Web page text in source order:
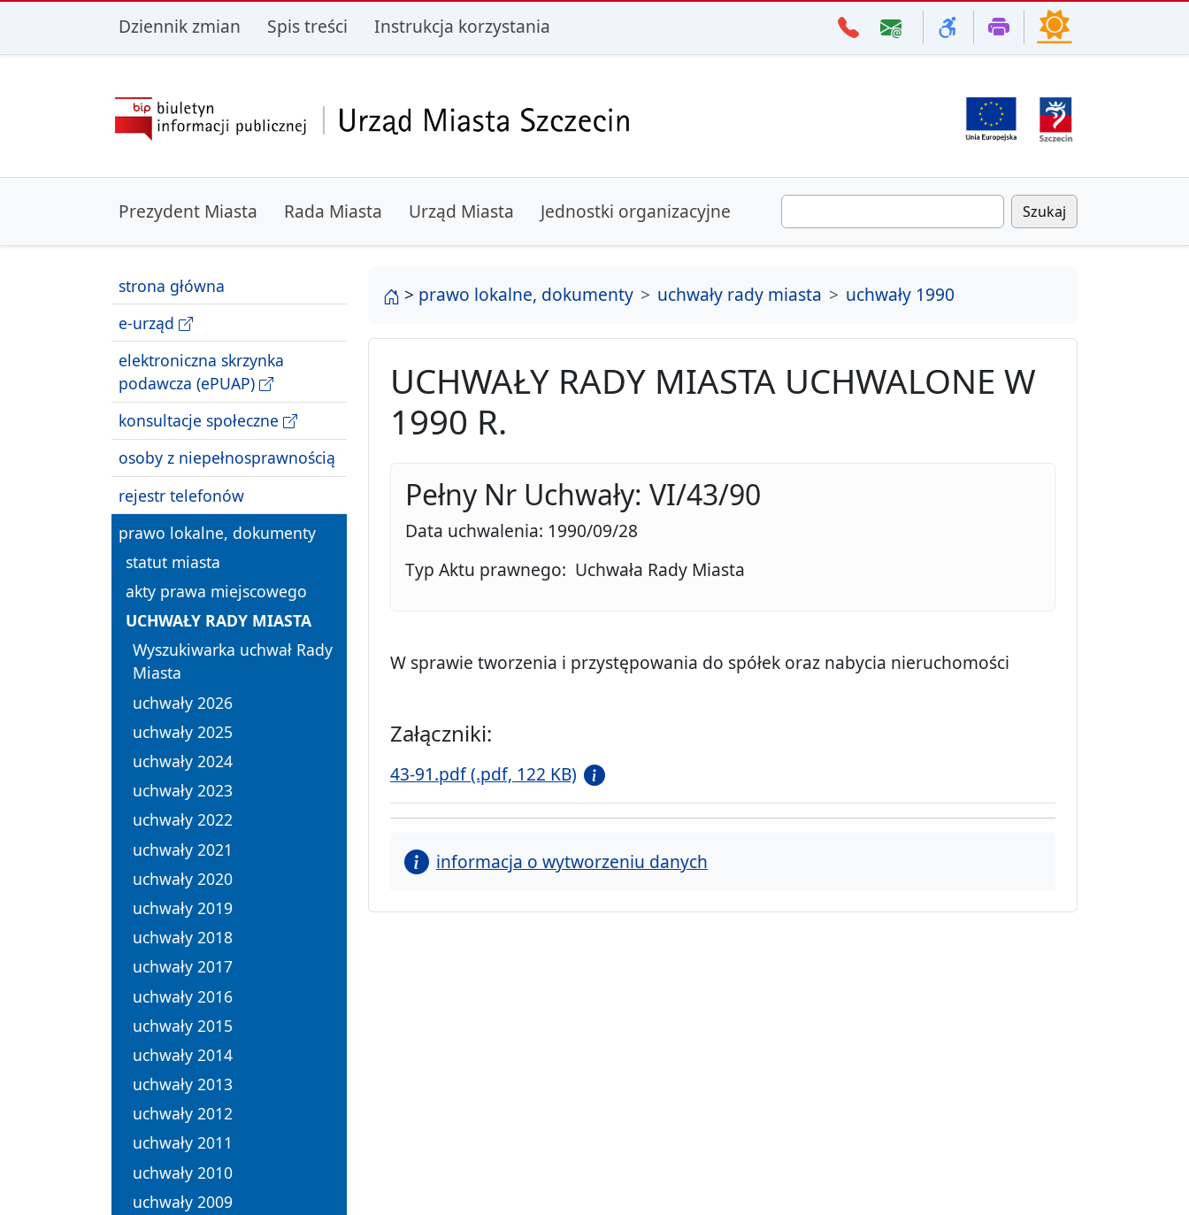
przejdź do głównego menu przejdź do treści
Dziennik zmian Spis treści Instrukcja korzystania
Prezydent Miasta Rada Miasta Urząd Miasta Jednostki organizacyjne Szukaj
strona główna
e-urząd
elektroniczna skrzynka
podawcza (ePUAP)
konsultacje społeczne
osoby z niepełnosprawnością
rejestr telefonów
prawo lokalne, dokumenty
statut miasta
akty prawa miejscowego
UCHWAŁY RADY MIASTA
Wyszukiwarka uchwał Rady
Miasta
uchwały 2026
uchwały 2025
uchwały 2024
uchwały 2023
uchwały 2022
uchwały 2021
uchwały 2020
uchwały 2019
uchwały 2018
uchwały 2017
uchwały 2016
uchwały 2015
uchwały 2014
uchwały 2013
uchwały 2012
uchwały 2011
uchwały 2010
uchwały 2009
strona główna
> prawo lokalne, dokumenty uchwały rady miasta uchwały 1990
UCHWAŁY RADY MIASTA UCHWALONE W
1990 R.
Pełny Nr Uchwały: VI/43/90
Data uchwalenia: 1990/09/28
Typ Aktu prawnego: Uchwała Rady Miasta
W sprawie tworzenia i przystępowania do spółek oraz nabycia nieruchomości
Załączniki:
43-91.pdf (.pdf, 122 KB)
informacja o wytworzeniu danych